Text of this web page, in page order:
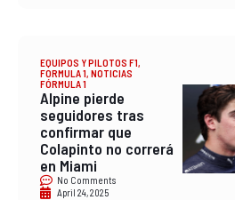
EQUIPOS Y PILOTOS F1,
FORMULA 1, NOTICIAS
FÓRMULA 1
Alpine pierde
seguidores tras
confirmar que
Colapinto no correrá
en Miami
No Comments
April 24, 2025